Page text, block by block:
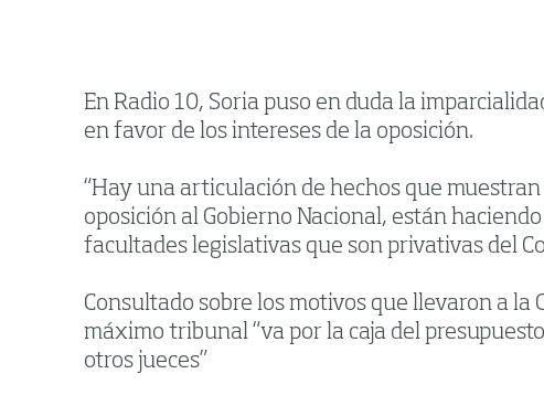
En Radio 10, Soria puso en duda la
en favor de los intereses de la oposición.
“Hay una articulación de hechos que
oposición al Gobierno Nacional, están
facultades legislativas que son privativas del
Consultado sobre los motivos que llevaron a la
máximo tribunal “va por la caja del
otros jueces”